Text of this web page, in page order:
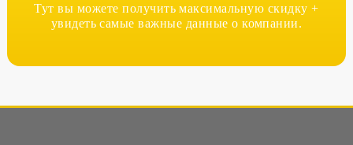
Тут вы можете получить максимальную скидку +
увидеть самые важные данные о компании.